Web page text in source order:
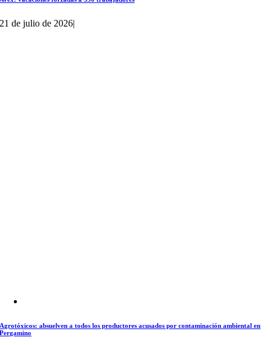
21 de julio de 2026|
Agrotóxicos: absuelven a todos los productores acusados por contaminación ambiental en
Pergamino